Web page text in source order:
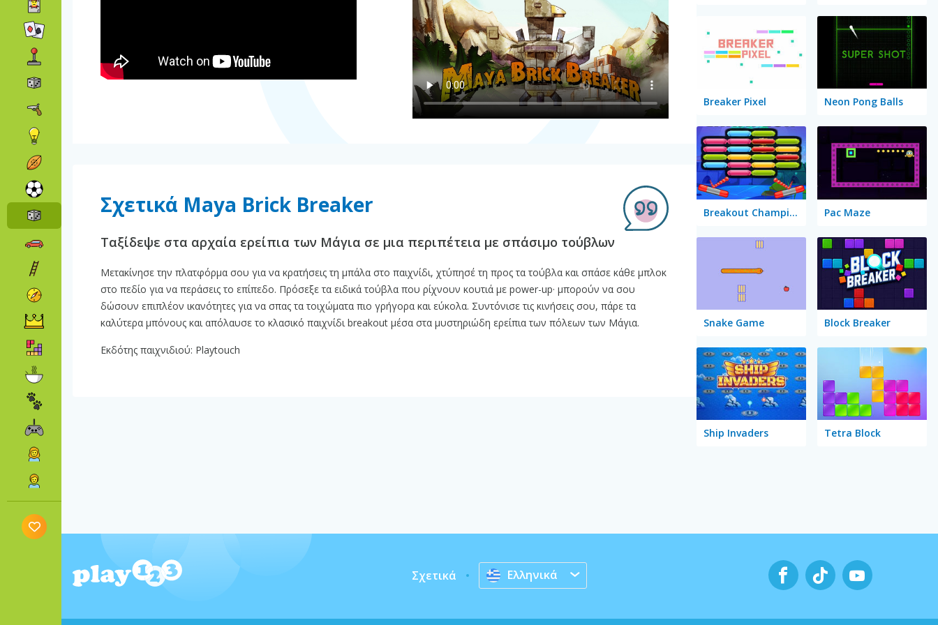
Σχετικά Maya Brick Breaker
Ταξίδεψε στα αρχαία ερείπια των Μάγια σε μια περιπέτεια με σπάσιμο τούβλων
Μετακίνησε την πλατφόρμα σου για να κρατήσεις τη μπάλα στο παιχνίδι, χτύπησέ τη προς τα τούβλα και σπάσε κάθε μπλοκ
στο πεδίο για να περάσεις το επίπεδο. Πρόσεξε τα ειδικά τούβλα που ρίχνουν κουτιά με power-up· μπορούν να σου
δώσουν επιπλέον ικανότητες για να σπας τα τοιχώματα πιο γρήγορα και εύκολα. Συντόνισε τις κινήσεις σου, πάρε τα
καλύτερα μπόνους και απόλαυσε το κλασικό παιχνίδι breakout μέσα στα μυστηριώδη ερείπια των πόλεων των Μάγια.
Εκδότης παιχνιδιού: Playtouch
Breaker Pixel Neon Pong Balls
Breakout Champion Pac Maze
Snake Game Block Breaker
Ship Invaders Tetra Block
Σχετικά Ελληνικά